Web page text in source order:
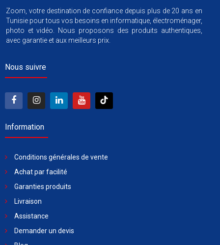
Zoom, votre destination de confiance depuis plus de 20 ans en
Tunisie pour tous vos besoins en informatique, électroménager,
photo et vidéo. Nous proposons des produits authentiques,
avec garantie et aux meilleurs prix.
Nous suivre
Information
Conditions générales de vente
Achat par facilité
Garanties produits
Livraison
Assistance
Demander un devis